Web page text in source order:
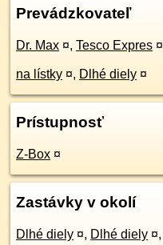
Prevádzkovateľ
Dr. Max ¤, Tesco Expres ¤
na lístky ¤, Dlhé diely ¤
Prístupnosť
Z-Box ¤
Zastávky v okolí
Dlhé diely ¤, Dlhé diely ¤,